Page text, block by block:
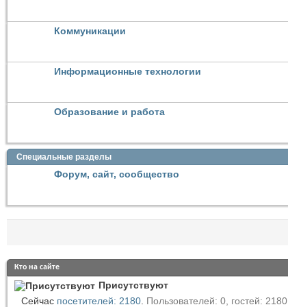
Коммуникации
Информационные технологии
Образование и работа
Специальные разделы
Форум, сайт, сообщество
Кто на сайте
Присутствуют
Сейчас посетителей: 2180 Пользователей: 0, гостей: 2180